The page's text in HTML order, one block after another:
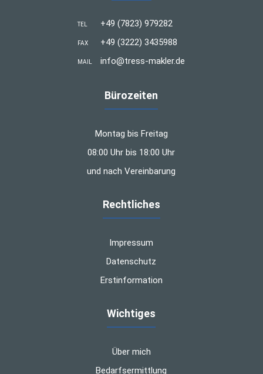
TEL +49 (7823) 979282
FAX +49 (3222) 3435988
MAIL info@tress-makler.de
Bürozeiten
Montag bis Freitag
08:00 Uhr bis 18:00 Uhr
und nach Vereinbarung
Rechtliches
Impressum
Datenschutz
Erstinformation
Wichtiges
Über mich
Bedarfsermittlung